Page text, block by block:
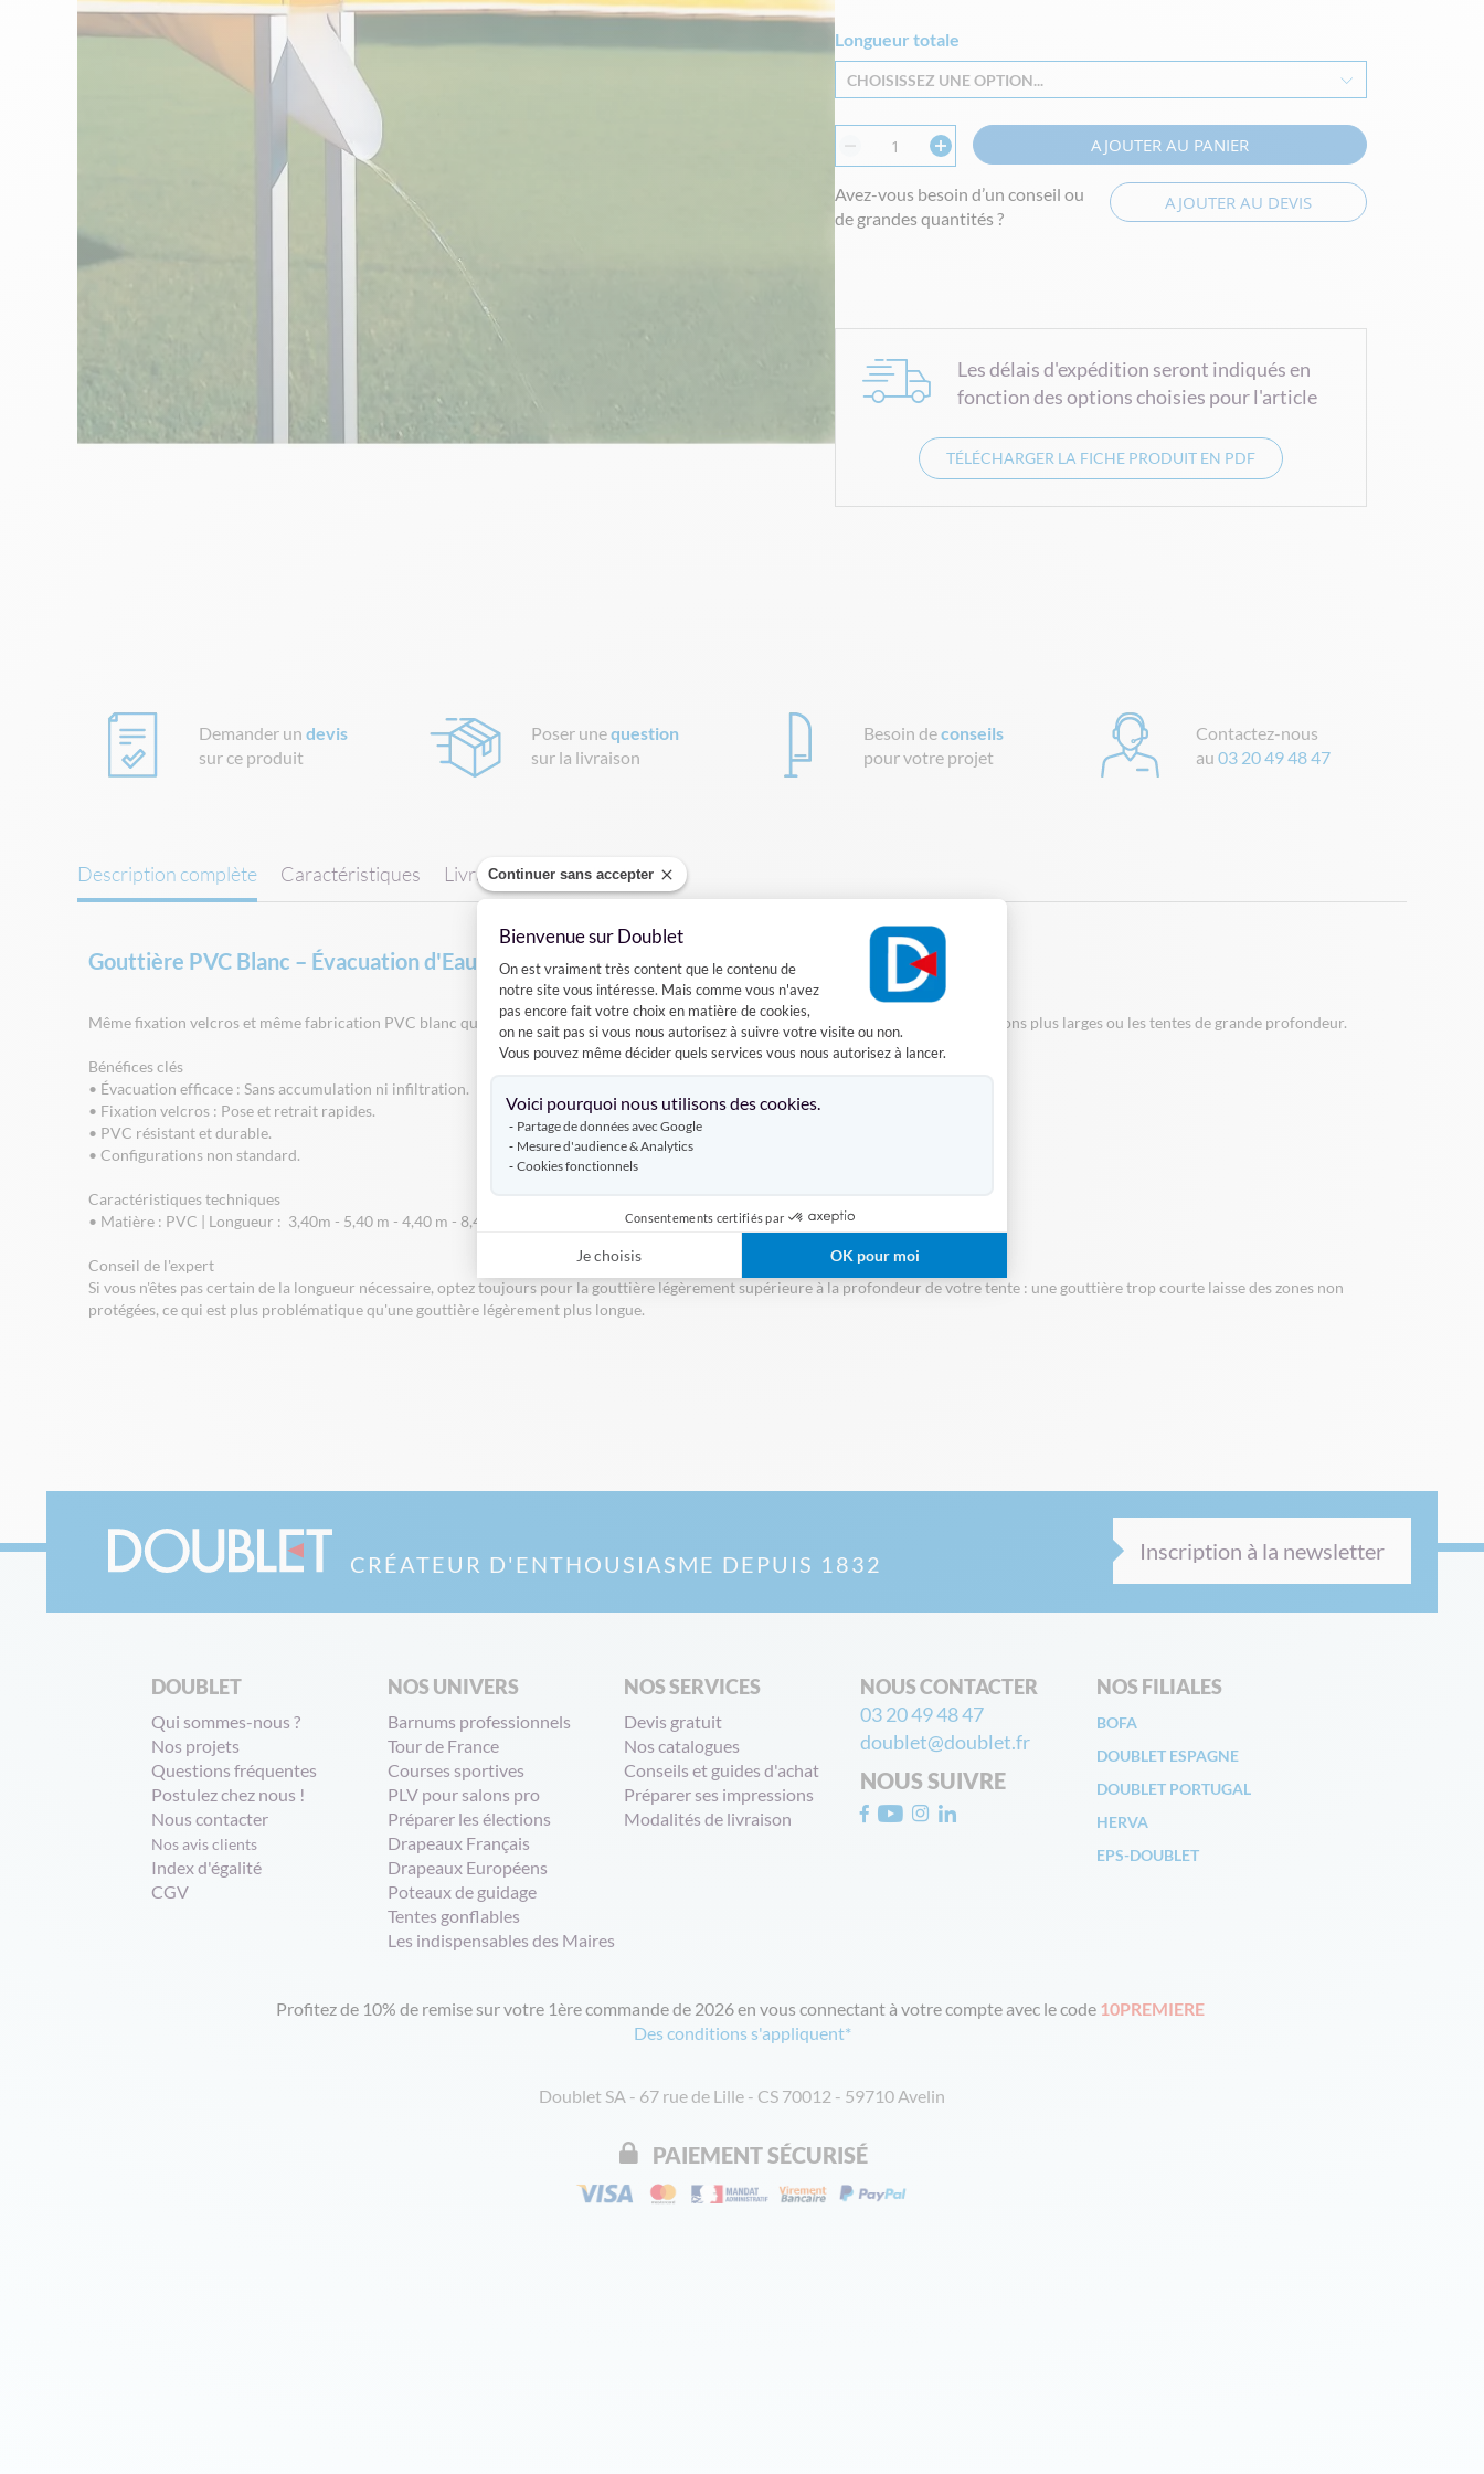
Continuer sans accepter
Bienvenue sur Doublet
Plateforme de Gestion du Consentement : Personnalisez vos Options
On est vraiment très content que le contenu de
notre site vous intéresse. Mais comme vous n'avez
pas encore fait votre choix en matière de cookies,
on ne sait pas si vous nous autorisez à suivre votre visite ou non.
Vous pouvez même décider quels services vous nous autorisez à lancer.
Voici pourquoi nous utilisons des cookies.
Partage de données avec Google
Mesure d'audience & Analytics
Cookies fonctionnels
Consentements certifiés par
Je choisis OK pour moi
Longueur totale
CHOISISSEZ UNE OPTION...
AJOUTER AU PANIER
Avez-vous besoin d’un conseil ou
de grandes quantités ?
AJOUTER AU DEVIS
Les délais d'expédition seront indiqués en
fonction des options choisies pour l'article
TÉLÉCHARGER LA FICHE PRODUIT EN PDF
Demander undevis
sur ce produit
Poser unequestion
sur la livraison
Besoin deconseils
pour votre projet
Contactez-nous
au 03 20 49 48 47
Description complète
Gouttière PVC Blanc – Évacuation d'Eau entre Tentes Pliantes
Même fixation velcros et même fabrication PVC blanc que les autres versions — la longueur supérieure lui permet de couvrir les jonctions plus larges ou les tentes de grande profondeur.
Bénéfices clés
• Évacuation efficace : Sans accumulation ni infiltration.
• Fixation velcros : Pose et retrait rapides.
• PVC résistant et durable.
• Configurations non standard.
Caractéristiques techniques
• Matière : PVC | Longueur : 3,40m - 5,40 m - 4,40 m - 8,40 m| Coloris : Blanc | Fixation : Velcros
Conseil de l'expert
Si vous n'êtes pas certain de la longueur nécessaire, optez toujours pour la gouttière légèrement supérieure à la profondeur de votre tente : une gouttière trop courte laisse des zones non
protégées, ce qui est plus problématique qu'une gouttière légèrement plus longue.
Caractéristiques Livraison Avis clients
CRÉATEUR D'ENTHOUSIASME DEPUIS 1832 Inscription à la newsletter
DOUBLET
Qui sommes-nous ?
Nos projets
Questions fréquentes
Postulez chez nous !
Nous contacter
Nos avis clients
Index d'égalité
CGV
NOS UNIVERS
Barnums professionnels
Tour de France
Courses sportives
PLV pour salons pro
Préparer les élections
Drapeaux Français
Drapeaux Européens
Poteaux de guidage
Tentes gonflables
Les indispensables des Maires
NOS SERVICES
Devis gratuit
Nos catalogues
Conseils et guides d'achat
Préparer ses impressions
Modalités de livraison
NOUS CONTACTER
03 20 49 48 47
doublet@doublet.fr
NOUS SUIVRE
NOS FILIALES
BOFA
DOUBLET ESPAGNE
DOUBLET PORTUGAL
HERVA
EPS-DOUBLET
Profitez de 10% de remise sur votre 1ère commande de 2026 en vous connectant à votre compte avec le code 10PREMIERE
Des conditions s'appliquent*
Doublet SA - 67 rue de Lille - CS 70012 - 59710 Avelin
PAIEMENT SÉCURISÉ